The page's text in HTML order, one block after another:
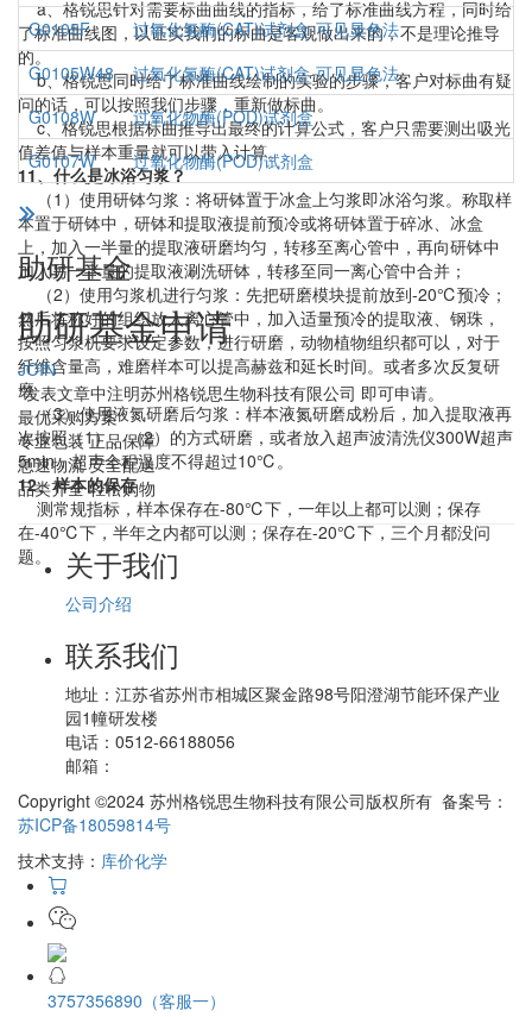
a、格锐思针对需要标曲曲线的指标，给了标准曲线方程，同时给
了标准曲线图，以证实我们的标曲是客观做出来的，不是理论推导
的。
b、格锐思同时给了标准曲线绘制的实验的步骤，客户对标曲有疑
问的话，可以按照我们步骤，重新做标曲。
c、格锐思根据标曲推导出最终的计算公式，客户只需要测出吸光
值差值与样本重量就可以带入计算。
11、什么是冰浴匀浆？
（1）使用研钵匀浆：将研钵置于冰盒上匀浆即冰浴匀浆。称取样
本置于研钵中，研钵和提取液提前预冷或将研钵置于碎冰、冰盒
上，加入一半量的提取液研磨均匀，转移至离心管中，再向研钵中
加入另一半量的提取液涮洗研钵，转移至同一离心管中合并；
（2）使用匀浆机进行匀浆：先把研磨模块提前放到-20℃预冷；
然后将称好的组织放入离心管中，加入适量预冷的提取液、钢珠，
按照匀浆机要求设定参数，进行研磨，动物植物组织都可以，对于
纤维含量高，难磨样本可以提高赫兹和延长时间。或者多次反复研
磨
（3）使用液氮研磨后匀浆：样本液氮研磨成粉后，加入提取液再
次按照（1）、（2）的方式研磨，或者放入超声波清洗仪300W超声
5min，超声全程温度不得超过10℃。
12、样本的保存
测常规指标，样本保存在-80℃下，一年以上都可以测；保存
在-40℃下，半年之内都可以测；保存在-20℃下，三个月都没问
题。
G0105F
过氧化氢酶(CAT)试剂盒-可见显色法
G0105W48
过氧化氢酶(CAT)试剂盒-可见显色法
G0108W
过氧化物酶(POD)试剂盒
G0107W
过氧化物酶(POD)试剂盒
助研基金
助研基金申请
JOIN
*发表文章中注明苏州格锐思生物科技有限公司 即可申请。
最优采购方案
专业包装 正品保障
急速物流 安全配送
品类齐全 轻松购物
关于我们
公司介绍
联系我们
地址： 江苏省苏州市相城区聚金路98号阳澄湖节能环保产业
园1幢研发楼
电话： 0512-66188056
邮箱：
Copyright ©2024 苏州格锐思生物科技有限公司版权所有 备案号：
苏ICP备18059814号
技术支持： 库价化学
3757356890（客服一）